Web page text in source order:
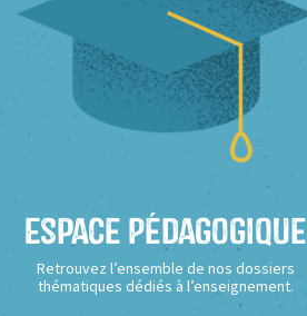
Espace Pédagogique
Retrouvez l’ensemble de nos dossiers
thématiques dédiés à l’enseignement.